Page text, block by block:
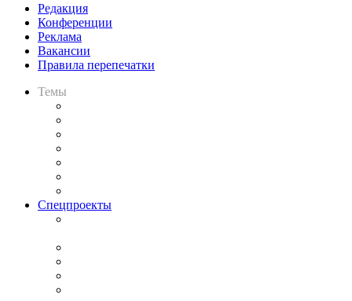
Редакция
Конференции
Реклама
Вакансии
Правила перепечатки
Темы
Спецпроекты